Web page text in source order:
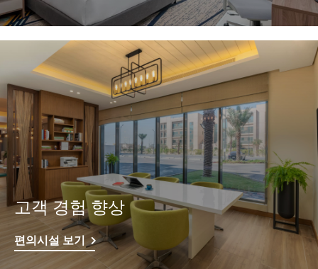
고객 경험 향상
편의시설 보기